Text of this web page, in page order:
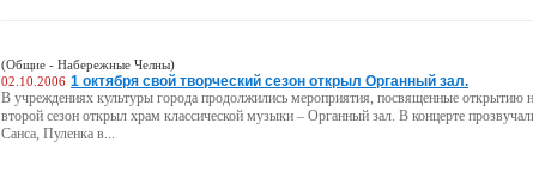
(Общие - Набережные Челны)
02.10.2006 1 октября свой творческий сезон открыл Органный зал.
В учреждениях культуры города продолжились мероприятия, посвященные открытию
второй сезон открыл храм классической музыки – Органный зал. В концерте
Санса, Пуленка в...